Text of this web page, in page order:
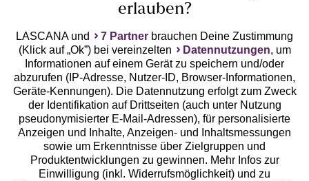
Geprüfte Sicherheit
Unsere Apps
erlauben?
LASCANA und 7 Partner brauchen Deine Zustimmung
(Klick auf „Ok”) bei vereinzelten
Datennutzungen, um
Informationen auf einem Gerät zu speichern und/oder
abzurufen (IP-Adresse, Nutzer-ID, Browser-Informationen,
Geräte-Kennungen). Die Datennutzung erfolgt zum Zweck
der Identifikation auf Drittseiten (auch unter Nutzung
pseudonymisierter E-Mail-Adressen), für personalisierte
Anzeigen und Inhalte, Anzeigen- und Inhaltsmessungen
sowie um Erkenntnisse über Zielgruppen und
Produktentwicklungen zu gewinnen. Mehr Infos zur
Einwilligung (inkl. Widerrufsmöglichkeit) und zu